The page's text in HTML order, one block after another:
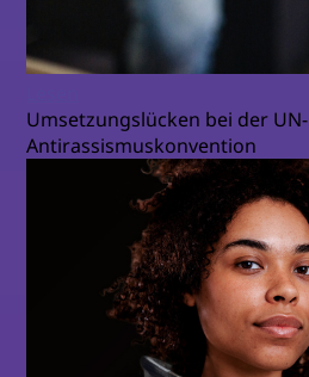
Umsetzungslücken bei der UN-
Antirassismuskonvention